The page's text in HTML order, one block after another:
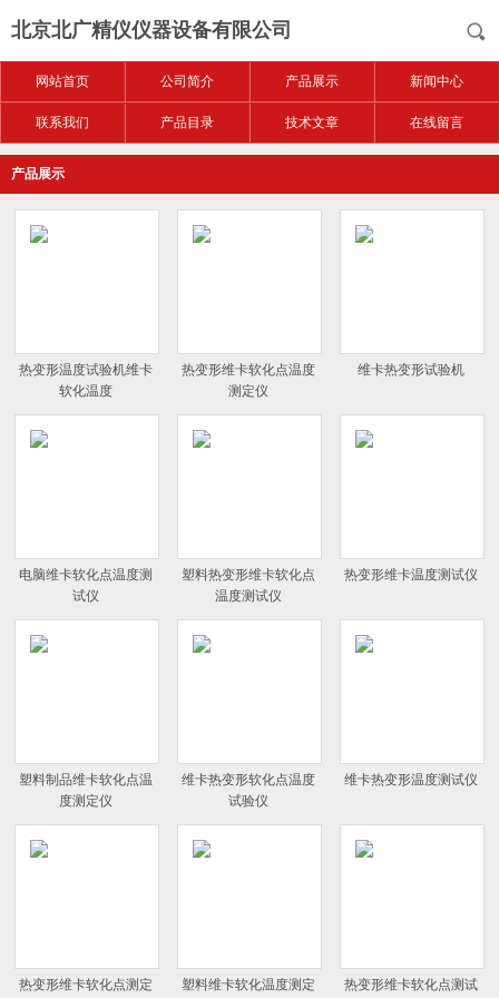
北京北广精仪仪器设备有限公司
网站首页 公司简介 产品展示 新闻中心
联系我们 产品目录 技术文章 在线留言
产品展示
热变形温度试验机维卡
软化温度
热变形维卡软化点温度
测定仪
维卡热变形试验机
电脑维卡软化点温度测
试仪
塑料热变形维卡软化点
温度测试仪
热变形维卡温度测试仪
塑料制品维卡软化点温
度测定仪
维卡热变形软化点温度
试验仪
维卡热变形温度测试仪
热变形维卡软化点测定
塑料维卡软化温度测定
热变形维卡软化点测试